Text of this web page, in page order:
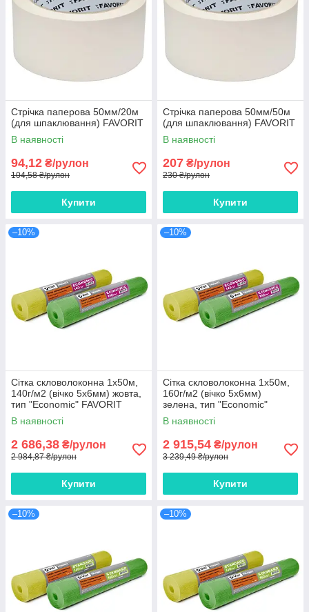
Стрічка паперова 50мм/20м
(для шпаклювання) FAVORIT
В наявності
94,12 ₴/рулон
104,58 ₴/рулон
Купити
Стрічка паперова 50мм/50м
(для шпаклювання) FAVORIT
В наявності
207 ₴/рулон
230 ₴/рулон
Купити
–10%
Сітка скловолоконна 1х50м,
140г/м2 (вічко 5х6мм) жовта,
тип "Economic" FAVORIT
В наявності
2 686,38 ₴/рулон
2 984,87 ₴/рулон
Купити
–10%
Сітка скловолоконна 1х50м,
160г/м2 (вічко 5х6мм)
зелена, тип "Economic"
FAVORIT
В наявності
2 915,54 ₴/рулон
3 239,49 ₴/рулон
Купити
–10% –10%